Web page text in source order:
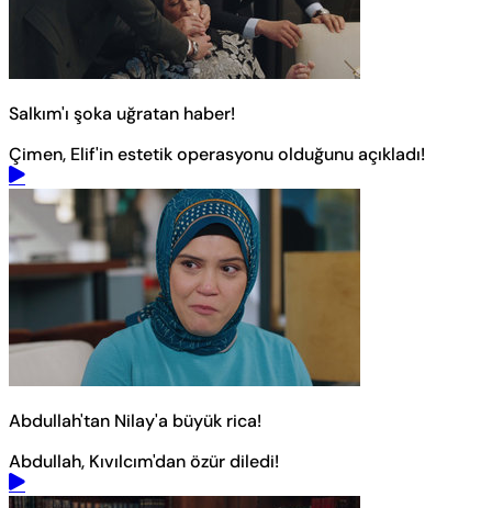
Salkım'ı şoka uğratan haber!
Çimen, Elif'in estetik operasyonu olduğunu açıkladı!
Abdullah'tan Nilay'a büyük rica!
Abdullah, Kıvılcım'dan özür diledi!